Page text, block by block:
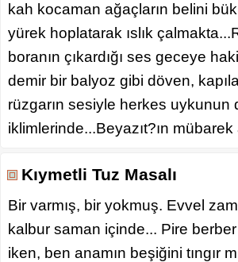
kah kocaman ağaçların belini
yürek hoplatarak ıslık
boranın çıkardığı ses geceye
demir bir balyoz gibi döven,
rüzgarın sesiyle herkes uykunun
iklimlerinde...Beyazıt?ın mübarek
Kıymetli Tuz Masalı
Bir varmış, bir yokmuş. Evvel
kalbur saman içinde... Pire
iken, ben anamın beşiğini tıngır